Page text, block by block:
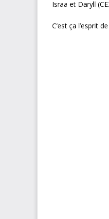
Israa et Daryll
C’est ça l’esprit